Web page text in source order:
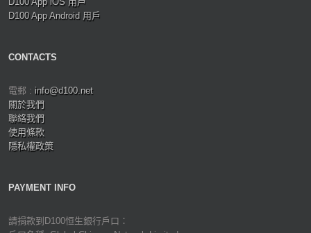
D100 App Android 用戶
CONTACTS
電郵 : info@d100.net
關於我們
聯絡我們
使用條款
隱私權政策
PAYMENT INFO
請捐款到D100恒生銀行戶口：